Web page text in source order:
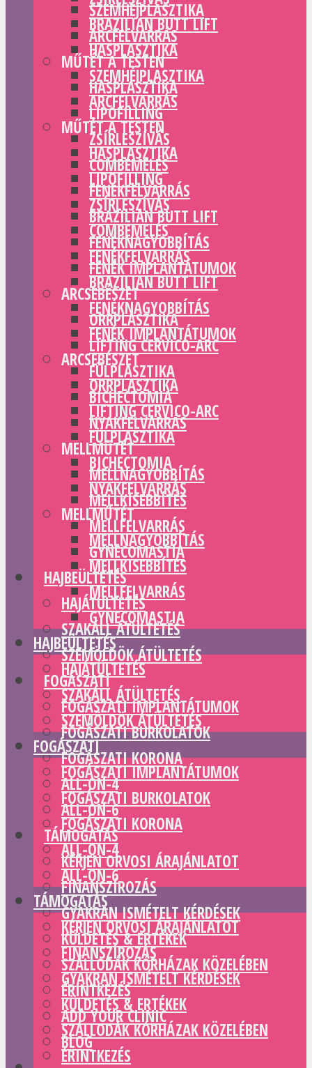
SZEMHÉJPLASZTIKA
ARCFELVARRÁS
MŰTÉT A TESTEN
HASPLASZTIKA
LIPOFILLING
ZSÍRLESZÍVÁS
COMBEMELÉS
FENÉKFELVARRÁS
BRAZILIAN BUTT LIFT
FENÉKNAGYOBBÍTÁS
FENÉK IMPLANTÁTUMOK
ARCSEBÉSZET
ORRPLASZTIKA
LIFTING CERVICO-ARC
FÜLPLASZTIKA
BICHECTOMIA
NYAKFELVARRÁS
MELLMŰTÉT
MELLNAGYOBBÍTÁS
MELLKISEBBÍTÉS
MELLFELVARRÁS
GYNECOMASTIA
HAJBEÜLTETÉS
HAJÁTÜLTETÉS
SZAKÁLL ÁTÜLTETÉS
SZEMÖLDÖK ÁTÜLTETÉS
FOGÁSZATI
FOGÁSZATI IMPLANTÁTUMOK
FOGÁSZATI BURKOLATOK
FOGÁSZATI KORONA
ALL-ON-4
ALL-ON-6
TÁMOGATÁS
KÉRJEN ORVOSI ÁRAJÁNLATOT
FINANSZÍROZÁS
GYAKRAN ISMÉTELT KÉRDÉSEK
KÜLDETÉS & ERTÉKEK
SZÁLLODÁK KÓRHÁZAK KÖZELÉBEN
ÉRINTKEZÉS
ADD YOUR CLINIC
BLOG
BRAZILIAN BUTT LIFT
HASPLASZTIKA
SZEMHÉJPLASZTIKA
ARCFELVARRÁS
MŰTÉT A TESTEN
HASPLASZTIKA
LIPOFILLING
ZSÍRLESZÍVÁS
COMBEMELÉS
FENÉKFELVARRÁS
BRAZILIAN BUTT LIFT
FENÉKNAGYOBBÍTÁS
FENÉK IMPLANTÁTUMOK
ARCSEBÉSZET
ORRPLASZTIKA
LIFTING CERVICO-ARC
FÜLPLASZTIKA
BICHECTOMIA
NYAKFELVARRÁS
MELLMŰTÉT
MELLNAGYOBBÍTÁS
MELLKISEBBÍTÉS
MELLFELVARRÁS
GYNECOMASTIA
HAJBEÜLTETÉS
HAJÁTÜLTETÉS
SZAKÁLL ÁTÜLTETÉS
SZEMÖLDÖK ÁTÜLTETÉS
FOGÁSZATI
FOGÁSZATI IMPLANTÁTUMOK
FOGÁSZATI BURKOLATOK
FOGÁSZATI KORONA
ALL-ON-4
ALL-ON-6
TÁMOGATÁS
KÉRJEN ORVOSI ÁRAJÁNLATOT
FINANSZÍROZÁS
GYAKRAN ISMÉTELT KÉRDÉSEK
KÜLDETÉS & ERTÉKEK
SZÁLLODÁK KÓRHÁZAK KÖZELÉBEN
ÉRINTKEZÉS